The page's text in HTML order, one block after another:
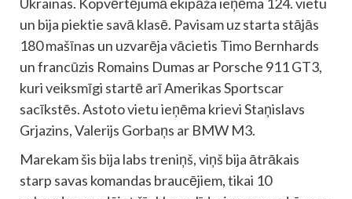
un bija piektie savā klasē. Pavisam uz starta stājās
180 mašīnas un uzvarēja vācietis Timo Bernhards
un francūzis Romains Dumas ar Porsche 911 GT3,
kuri veiksmīgi startē arī Amerikas Sportscar
sacīkstēs. Astoto vietu ieņēma krievi Staņislavs
Grjazins, Valerijs Gorbaņs ar BMW M3.
Marekam šis bija labs treniņš, viņš bija ātrākais
starp savas komandas braucējiem, tikai 10